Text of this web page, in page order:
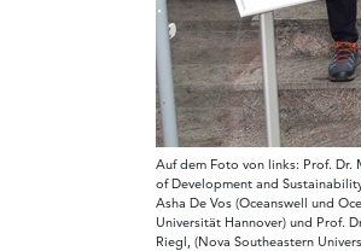
Auf dem Foto von links: Prof. Dr.
of Development and
Asha De Vos (Oceanswell und
Universität Hannover) und Prof.
Riegl, (Nova Southeastern